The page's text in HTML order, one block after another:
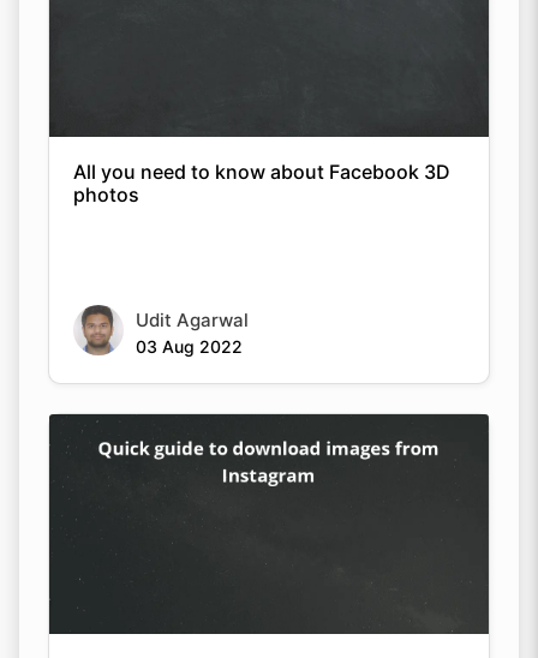
All you need to know about Facebook 3D
photos
Udit Agarwal
03 Aug 2022